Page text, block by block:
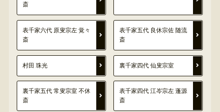
斎
表千家六代 原叟宗左 覚々
斎
表千家五代 良休宗佐 随流
斎
村田 珠光 裏千家四代 仙叟宗室
裏千家五代 常叟宗室 不休
斎
表千家四代 江岑宗左 蓬源
斎